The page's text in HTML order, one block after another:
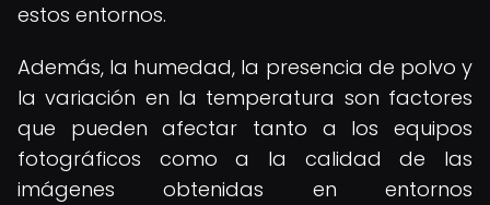
estos entornos.
Además, la humedad, la presencia de polvo y
la variación en la temperatura son factores
que pueden afectar tanto a los equipos
fotográficos como a la calidad de las
imágenes obtenidas en entornos